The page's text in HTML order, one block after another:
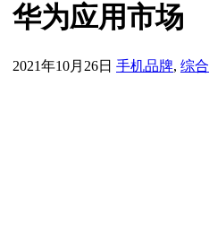
华为应用市场
2021年10月26日 手机品牌, 综合